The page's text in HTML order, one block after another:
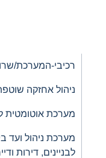
רכיבי-המערכת/
ניהול אחזקה
מערכת אוטומטית
מערכת ניהול ועד
לבניינים, דירות